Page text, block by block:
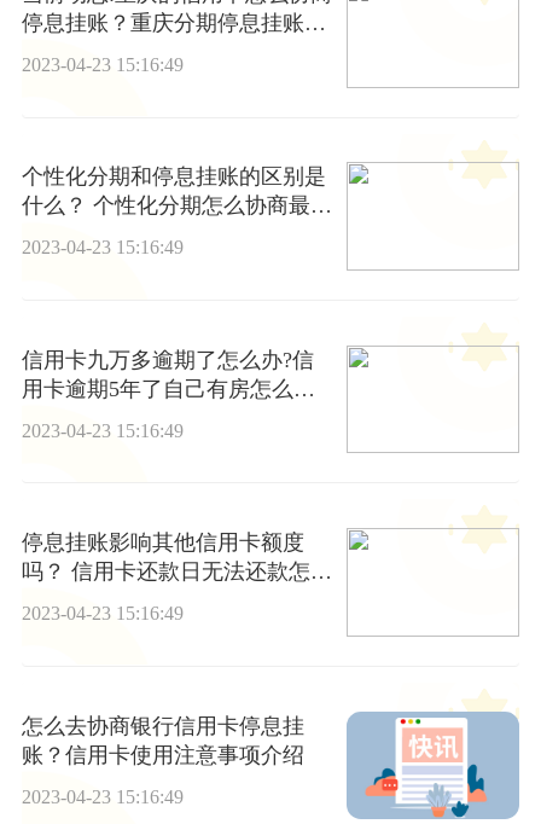
停息挂账？重庆分期停息挂账有
哪些方式？
2023-04-23 15:16:49
个性化分期和停息挂账的区别是
什么？ 个性化分期怎么协商最
好？
2023-04-23 15:16:49
信用卡九万多逾期了怎么办?信
用卡逾期5年了自己有房怎么
2023-04-23 15:16:49
停息挂账影响其他信用卡额度
吗？ 信用卡还款日无法还款怎么
办？-当前通讯
2023-04-23 15:16:49
怎么去协商银行信用卡停息挂
账？信用卡使用注意事项介绍
2023-04-23 15:16:49